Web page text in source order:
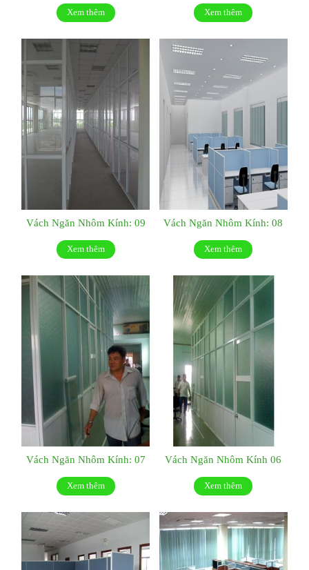
Xem thêm Xem thêm
Vách Ngăn Nhôm Kính: 09
Xem thêm
Vách Ngăn Nhôm Kính: 08
Xem thêm
Vách Ngăn Nhôm Kính: 07
Xem thêm
Vách Ngăn Nhôm Kính 06
Xem thêm